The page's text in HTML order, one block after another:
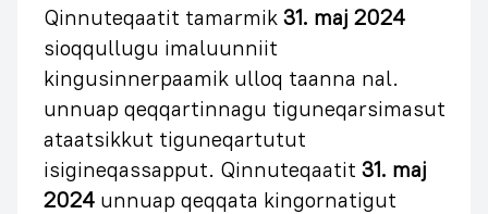
Qinnuteqaatit tamarmik 31. maj 2024
sioqqullugu imaluunniit
kingusinnerpaamik ulloq taanna nal.
unnuap qeqqartinnagu tiguneqarsimasut
ataatsikkut tiguneqartutut
isigineqassapput. Qinnuteqaatit 31. maj
2024 unnuap qeqqata kingornatigut